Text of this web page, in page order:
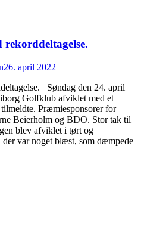
26. april 2022
Søndag den 24. april
Golfklub afviklet med et
Præmiesponsorer for
Beierholm og BDO. Stor tak til
blev afviklet i tørt og
var noget blæst, som dæmpede